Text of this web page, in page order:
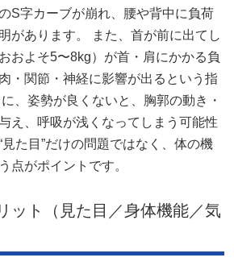
S字カーブが崩れ、腰や背中に負荷
があります。 また、首が前に出てし
およそ5〜8kg）が首・肩にかかる負
・関節・神経に影響が出るという指
、姿勢が良くないと、胸郭の動き・
え、呼吸が浅くなってしまう可能性
た目”だけの問題ではなく、体の機
点がポイントです。
ット（見た目／身体機能／気